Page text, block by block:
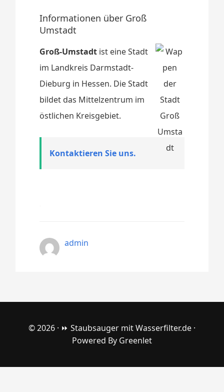
Informationen über Groß
Umstadt
Groß-Umstadt ist eine Stadt
im Landkreis Darmstadt-
Dieburg in Hessen. Die Stadt
bildet das Mittelzentrum im
östlichen Kreisgebiet.
Kontaktieren Sie uns.
admin
© 2026 · ⏩ Staubsauger mit Wasserfilter.de ·
Powered By Greenlet